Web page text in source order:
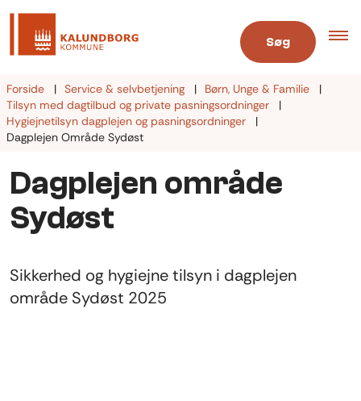
Søg
Forside Service & selvbetjening
Børn, Unge & Familie
Tilsyn med dagtilbud og private pasningsordninger
Hygiejnetilsyn dagplejen og pasningsordninger
Dagplejen Område Sydøst
Dagplejen område
Sydøst
Sikkerhed og hygiejne tilsyn i dagplejen
område Sydøst 2025